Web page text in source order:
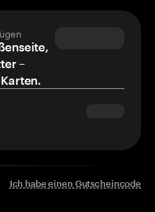
–
Ich habe einen Gutscheincode